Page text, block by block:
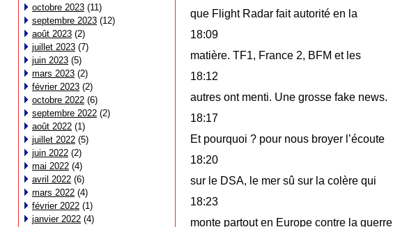
octobre 2023 (11)
septembre 2023 (12)
août 2023 (2)
juillet 2023 (7)
juin 2023 (5)
mars 2023 (2)
février 2023 (2)
octobre 2022 (6)
septembre 2022 (2)
août 2022 (1)
juillet 2022 (5)
juin 2022 (2)
mai 2022 (4)
avril 2022 (6)
mars 2022 (4)
février 2022 (1)
janvier 2022 (4)
que Flight Radar fait autorité en la
18:09
matière. TF1, France 2, BFM et les
18:12
autres ont menti. Une grosse fake news.
18:17
Et pourquoi ? pour nous broyer l’écoute
18:20
sur le DSA, le mer sû sur la colère qui
18:23
monte partout en Europe contre la guerre